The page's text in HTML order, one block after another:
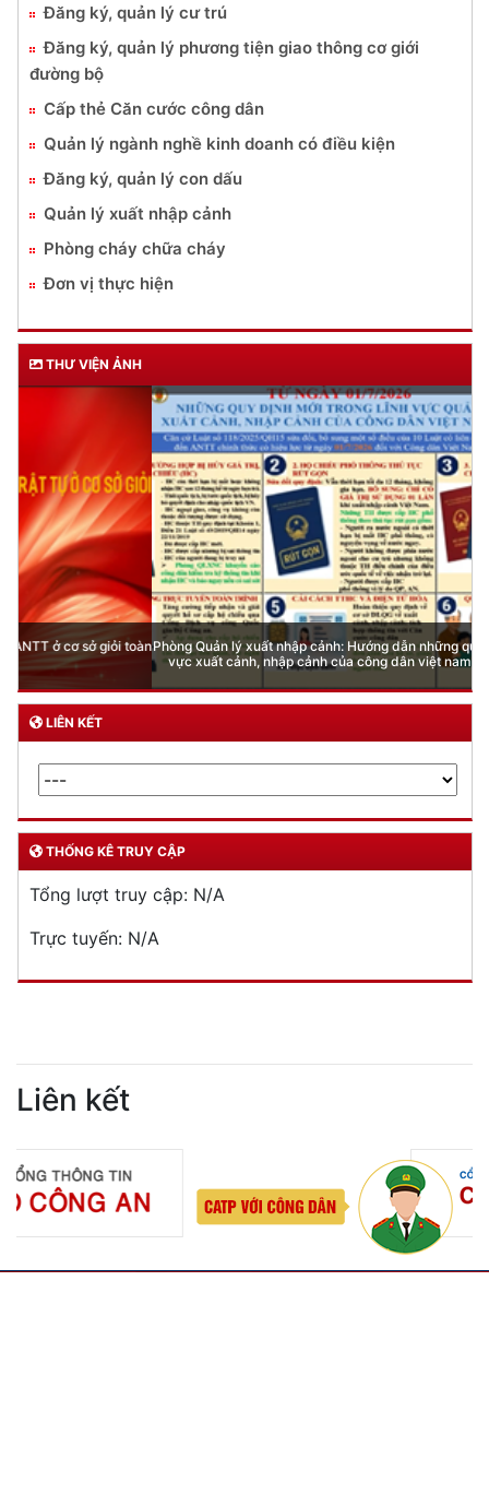
Đăng ký, quản lý cư trú
Đăng ký, quản lý phương tiện giao thông cơ giới
đường bộ
Cấp thẻ Căn cước công dân
Quản lý ngành nghề kinh doanh có điều kiện
Đăng ký, quản lý con dấu
Quản lý xuất nhập cảnh
Phòng cháy chữa cháy
Đơn vị thực hiện
THƯ VIỆN ẢNH
Phòng Quản lý xuất nhập cảnh: Hướng dẫn những quy định mới trong lĩnh
vực xuất cảnh, nhập cảnh của công dân việt nam từ ngày 01/7/2026
LIÊN KẾT
THỐNG KÊ TRUY CẬP
Tổng lượt truy cập: N/A
Trực tuyến: N/A
Liên kết